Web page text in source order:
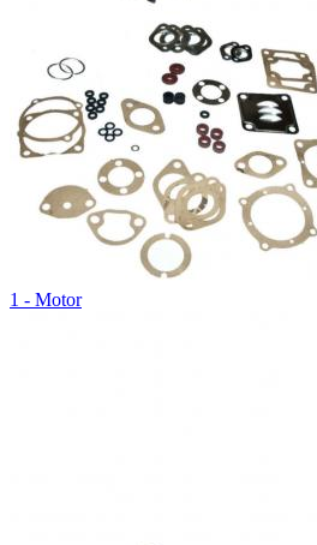
1 - Motor